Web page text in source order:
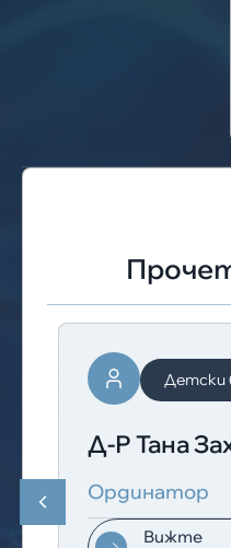
Детски
Д-Р Тана
Ординатор
Вижте